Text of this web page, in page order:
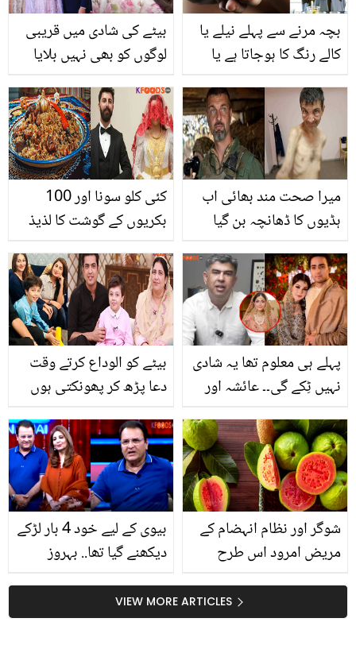
بیٹے کی شادی میں قریبی
لوگوں کو بھی نہیں بلایا
بڑے بیٹے کی شادی
خاموشی سے کرنے کی وجہ
بتا دی
بچہ مرنے سے پہلے نیلے یا
کالے رنگ کا ہوجاتا ہے یا
گھنٹوں بعد مرجاتا ہے، یہ
کون سی بیماری ہے اور اس
کا علاج کیا ہے؟ ڈاکٹر
عیسٰی کا نسخہ
کئی کلو سونا اور 100
بکریوں کے گوشت کا لذیذ
لوگ تنقید کیوں کرنے لگے؟
میرا صحت مند بھائی اب
ہڈیوں کا ڈھانچہ بن گیا
والے بدنصیب یوکرینی
فوجی! بہن کے انکشافات
بیٹے کو الوداع کرتے وقت
دعا پڑھ کر پھونکتی ہوں
خوش رکھنے والے اقرار
الحسن کی فیملی سے
متعلق دلچسپ معلومات
پہلے ہی معلوم تھا یہ شادی
نہیں ٹِکے گی۔۔ عائشہ اور
متعلق فوٹوگرافر کے چونکا
دینے والے انکشافات
بیوی کے لیے خود 4 بار لڑکے
دیکھنے گیا تھا.. بہروز
انکشاف
شوگر اور نظام انہضام کے
مریض امرود اس طرح
انگیز فوائد کبھی ڈاکٹر کی
ضرورت نہیں رہے گی
VIEW MORE ARTICLES